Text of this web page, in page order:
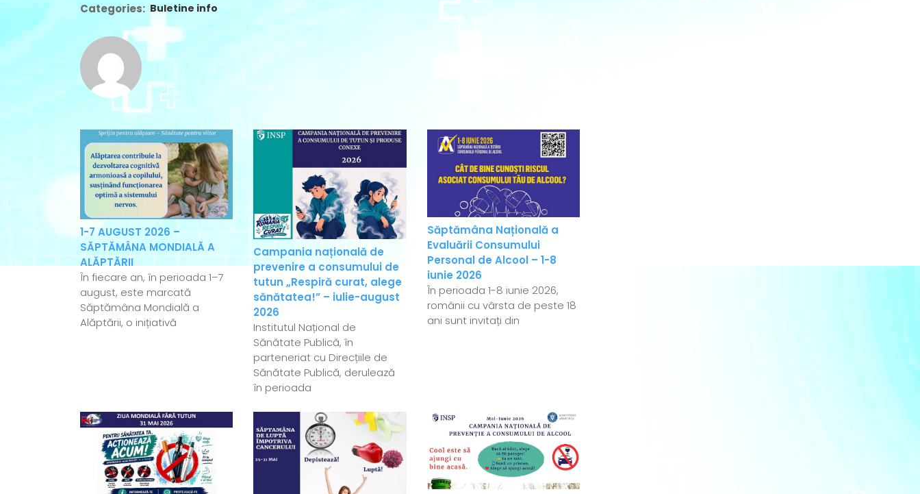
Categories: Buletine info
1-7 AUGUST 2026 –
SĂPTĂMÂNA MONDIALĂ A
ALĂPTĂRII
În fiecare an, în perioada 1–7
august, este marcată
Săptămâna Mondială a
Alăptării, o inițiativă
Campania națională de
prevenire a consumului de
tutun „Respiră curat, alege
sănătatea!” – iulie-august
2026
Institutul Național de
Sănătate Publică, în
parteneriat cu Direcțiile de
Sănătate Publică, derulează
în perioada
Săptămâna Națională a
Evaluării Consumului
Personal de Alcool – 1-8
iunie 2026
În perioada 1-8 iunie 2026,
românii cu vârsta de peste 18
ani sunt invitați din